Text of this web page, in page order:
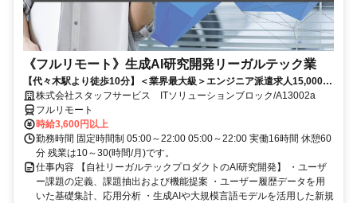
《フルリモート》生成AI研究開発リーガルテック業
【代々木駅より徒歩10分】＜業界最大級＞エンジニア派遣求人15,000件
以上◎ 来社不要のカンタン登録→最短2日で就業可能！！
株式会社スタッフサービス ITソリューションブロック/A13002a
フルリモート
時給3,600円以上
勤務時間 固定時間制 05:00～22:00 05:00～22:00 実働16時間 休憩60
分 残業は10～30(時間/月)です。
仕事内容 【自社リーガルテックプロダクトのAI研究開発】 ・ユーザ
ー課題の定義、課題抽出および機能提案 ・ユーザー履歴データを用
いた基礎集計、応用分析 ・生成AIや大規模言語モデルを活用した新規